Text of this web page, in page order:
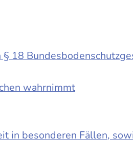
18
wahrnimmt
in besonderen Fällen,